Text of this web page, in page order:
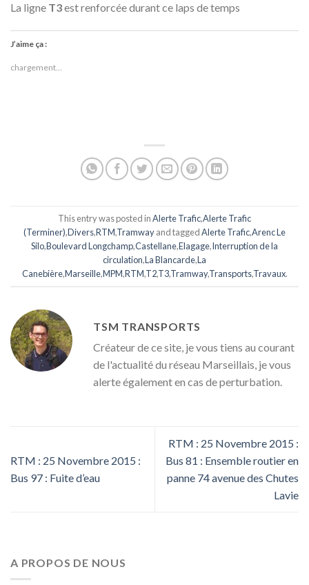
La ligne T3est renforcée durant ce laps de temps
J’aime ça :
chargement…
This entry was posted inAlerte Trafic,Alerte Trafic
(Terminer),Divers,RTM,Tramwayand taggedAlerte Trafic,Arenc Le
Silo,Boulevard Longchamp,Castellane,Elagage,Interruption de la
circulation,La Blancarde,La
Canebière,Marseille,MPM,RTM,T2,T3,Tramway,Transports,Travaux.
TSM TRANSPORTS
Créateur de ce site, je vous tiens au courant
de l'actualité du réseau Marseillais, je vous
alerte également en cas de perturbation.
RTM : 25 Novembre 2015 :
Bus 97 : Fuite d’eau
RTM : 25 Novembre 2015 :
Bus 81 : Ensemble routier en
panne 74 avenue des Chutes
Lavie
A PROPOS DE NOUS